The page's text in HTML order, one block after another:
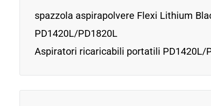
spazzola aspirapolvere Flexi Lithium
PD1420L/PD1820L
Aspiratori ricaricabili portatili PD1420L/